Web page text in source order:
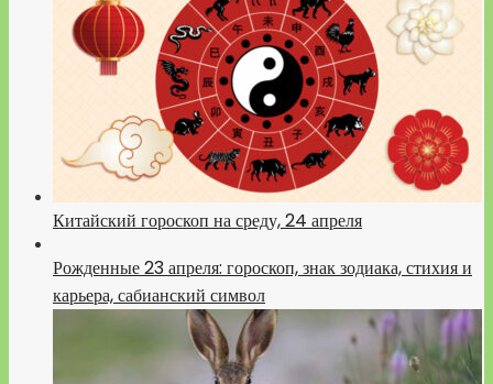
Китайский гороскоп на среду, 24 апреля
Рожденные 23 апреля: гороскоп, знак зодиака, стихия и
карьера, сабианский символ